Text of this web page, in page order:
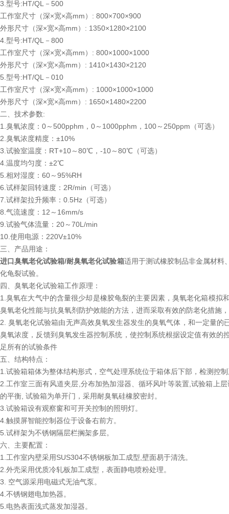
3.型号:HT/QL－500
工作室尺寸（深×宽×高mm）: 800×700×900
外形尺寸（深×宽×高mm）: 1350×1280×2100
4.型号:HT/QL－800
工作室尺寸（深×宽×高mm）: 800×1000×1000
外形尺寸（深×宽×高mm）: 1410×1430×2120
5.型号:HT/QL－010
工作室尺寸（深×宽×高mm）: 1000×1000×1000
外形尺寸（深×宽×高mm）: 1650×1480×2200
二、技术参数:
1.臭氧浓度：0～500pphm，0～1000pphm，100～250ppm（可选）
2.臭氧浓度精度：±10%
3.试验室温度：RT+10～80℃，-10～80℃（可选）
4.温度均匀度：±2℃
5.相对湿度：60～95%RH
6.试样架回转速度：2R/min（可选）
7.试样架拉升频率：0.5Hz（可选）
8.气流速度：12～16mm/s
9.试验气体流量：20～70L/min
10.使用电源：220V±10%
三、产品用途：
进口臭氧老化试验箱/耐臭氧老化试验箱适用于测试橡胶制品非金属材料
化龟裂试验。
四、臭氧老化试验箱工作原理：
1.臭氧在大气中的含量很少却是橡胶龟裂的主要因素，臭氧老化箱模
臭氧老化性能与抗臭氧剂防护效能的方法，进而采取有效的防老化措施
2. 臭氧老化试验箱由无声高效臭氧发生器发生的臭氧气体，和一定量
臭氧浓度，反馈到臭氧发生器控制系统，使控制系统根据设定值有效
足所有的试验条件
五、结构特点：
1.试验箱箱体为整体结构形式，空气处理系统位于箱体后下部，检测控
2.工作室三面有风道夹层,分布加热加湿器、循环风叶等装置,试验箱上
的平衡, 试验箱为单开门，采用耐臭氧硅橡胶密封。
3.试验箱设有观察窗和可开关控制的照明灯。
4.触摸屏智能控制器位于设备右前方。
5.试样架为不锈钢隔层栏搁架多层。
六、主要配置：
1.工作室内壁采用SUS304不锈钢板加工成型,壁面易于清洗。
2.外壳采用优质冷轧板加工成型，表面静电喷粉处理。
3. 空气源采用电磁式无油气泵。
4.不锈钢翅电加热器。
5.电热表面浅式蒸发加湿器。